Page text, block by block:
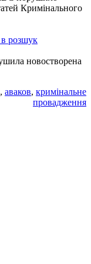
Кримінального
розшук
новостворена
, аваков, кримінальне
провадження